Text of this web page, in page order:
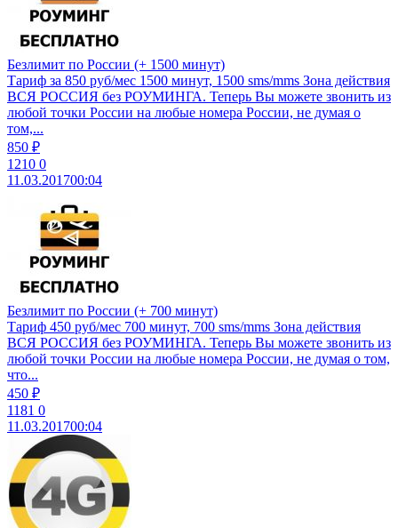
Безлимит по России (+ 1500 минут)
Тариф за 850 руб/мес 1500 минут, 1500 sms/mms Зона действия
ВСЯ РОССИЯ без РОУМИНГА. Теперь Вы можете звонить из
любой точки России на любые номера России, не думая о
том,...
850 ₽
1210 0
11.03.201700:04
Безлимит по России (+ 700 минут)
Тариф 450 руб/мес 700 минут, 700 sms/mms Зона действия
ВСЯ РОССИЯ без РОУМИНГА. Теперь Вы можете звонить из
любой точки России на любые номера России, не думая о том,
что...
450 ₽
1181 0
11.03.201700:04